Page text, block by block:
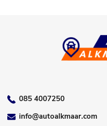
085 4007250
info@autoalkmaar.com